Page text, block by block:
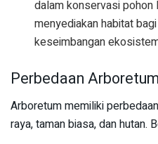
dalam konservasi pohon
menyediakan habitat
keseimbangan
Perbedaan
Arboretum memiliki
raya, taman biasa, dan hutan.